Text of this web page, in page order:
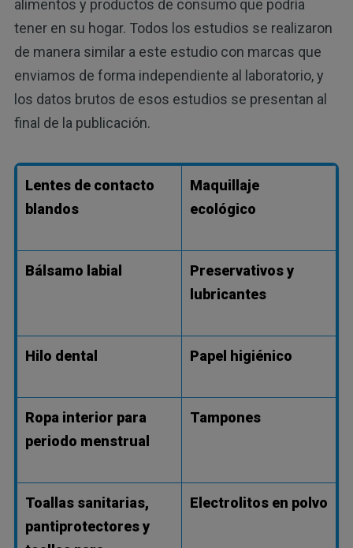
alimentos y productos de consumo que podría
tener en su hogar. Todos los estudios se realizaron
de manera similar a este estudio con marcas que
enviamos de forma independiente al laboratorio, y
los datos brutos de esos estudios se presentan al
final de la publicación.
Lentes de contacto
blandos
Maquillaje
ecológico
Bálsamo labial
Preservativos y
lubricantes
Hilo dental Papel higiénico
Ropa interior para
periodo menstrual
Tampones
Toallas sanitarias,
pantiprotectores y
Electrolitos en polvo